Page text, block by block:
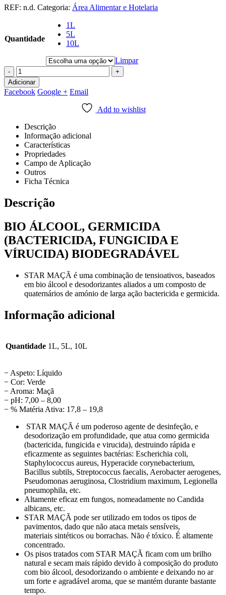
REF: n.d. Categoria: Área Alimentar e Hotelaria
Quantidade
1L
5L
10L
Limpar
-
+
Adicionar
Facebook Google + Email
Add to wishlist
Descrição
Informação adicional
Características
Propriedades
Campo de Aplicação
Outros
Ficha Técnica
Descrição
BIO ÁLCOOL, GERMICIDA
(BACTERICIDA, FUNGICIDA E
VÍRUCIDA) BIODEGRADÁVEL
STAR MAÇÃ é uma combinação de tensioativos, baseados
em bio álcool e desodorizantes aliados a um composto de
quaternários de amónio de larga ação bactericida e germicida.
Informação adicional
Quantidade 1L, 5L, 10L
− Aspeto: Líquido
− Cor: Verde
− Aroma: Maçã
− pH: 7,00 – 8,00
− % Matéria Ativa: 17,8 – 19,8
STAR MAÇÃ é um poderoso agente de desinfeção, e
desodorização em profundidade, que atua como germicida
(bactericida, fungicida e virucida), destruindo rápida e
eficazmente as seguintes bactérias: Escherichia coli,
Staphylococcus aureus, Hyperacide corynebacterium,
Bacillus subtils, Streptococcus faecalis, Aerobacter aerogenes,
Pseudomonas aeruginosa, Clostridium maximum, Legionella
pneumophila, etc.
Altamente eficaz em fungos, nomeadamente no Candida
albicans, etc.
STAR MAÇÃ pode ser utilizado em todos os tipos de
pavimentos, dado que não ataca metais sensíveis,
materiais sintéticos ou borrachas. Não é tóxico. É altamente
concentrado.
Os pisos tratados com STAR MAÇÃ ficam com um brilho
natural e secam mais rápido devido à composição do produto
com bio álcool, desodorizando o ambiente e deixando no ar
um forte e agradável aroma, que se mantém durante bastante
tempo.